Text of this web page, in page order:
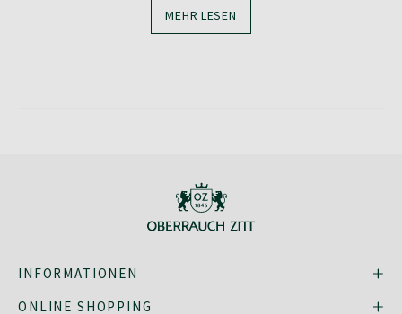
MEHR LESEN
INFORMATIONEN
ONLINE SHOPPING